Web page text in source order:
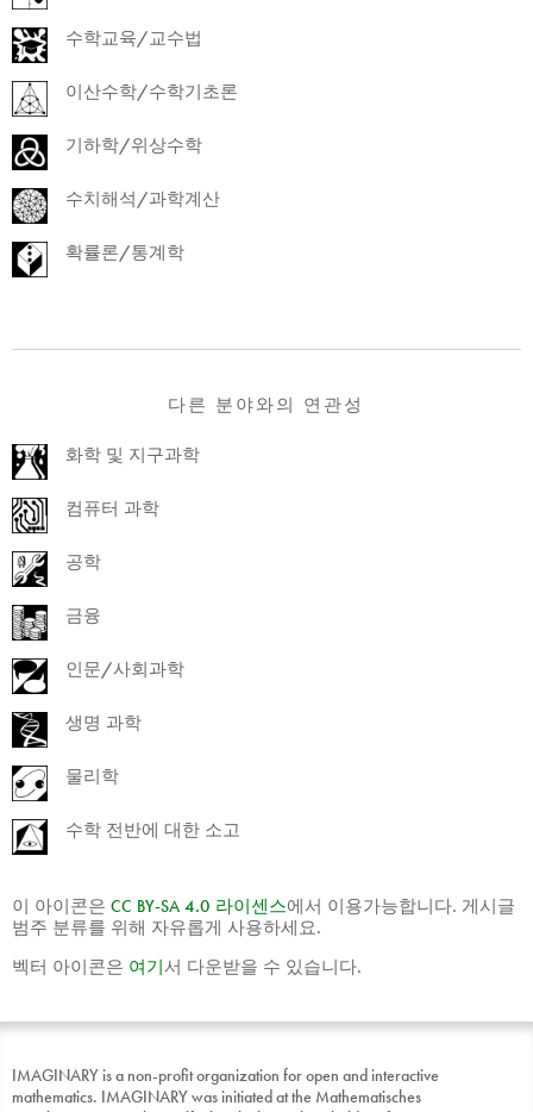
수학교육/교수법
이산수학/수학기초론
기하학/위상수학
수치해석/과학계산
확률론/통계학
다른 분야와의 연관성
화학 및 지구과학
컴퓨터 과학
공학
금융
인문/사회과학
생명 과학
물리학
수학 전반에 대한 소고
이 아이콘은 CC BY-SA 4.0 라이센스에서 이용가능합니다. 게시글
범주 분류를 위해 자유롭게 사용하세요.
벡터 아이콘은 여기서 다운받을 수 있습니다.
IMAGINARY is a non-profit organization for open and interactive
mathematics. IMAGINARY was initiated at the Mathematisches